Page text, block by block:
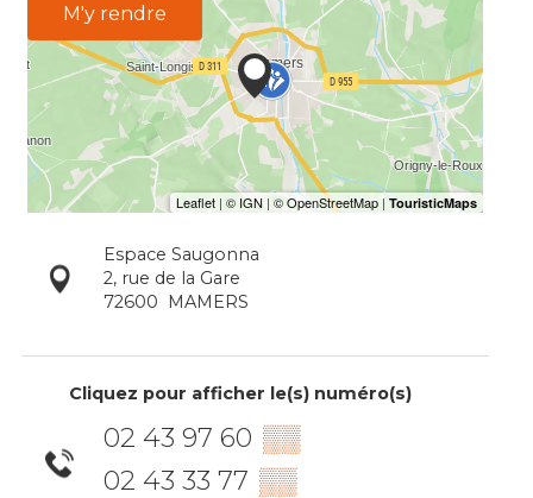
M'y rendre
Espace Saugonna
2, rue de la Gare
72600
MAMERS
Cliquez pour afficher le(s) numéro(s)
02 43 97 60 ▒▒
02 43 33 77 ▒▒